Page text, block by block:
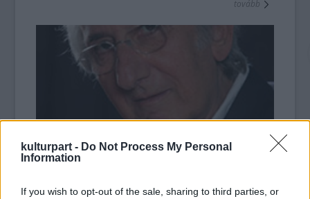
kulturpart - Do Not Process My Personal
Information
If you wish to opt-out of the sale, sharing to third parties, or
tovább
2008. 06. 10.|Kultúrpart